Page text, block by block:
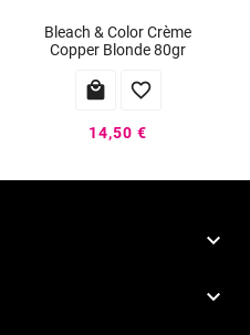
Bleach & Color Crème
Copper Blonde 80gr
 
14,50 €

